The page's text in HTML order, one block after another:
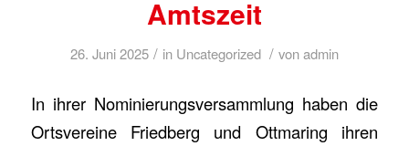
Amtszeit
26. Juni 2025 / in Uncategorized / vonadmin
In ihrer Nominierungsversammlung haben die
Ortsvereine Friedberg und Ottmaring ihren